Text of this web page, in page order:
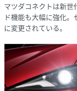
マツダコネクトは新世
ド機能も大幅に強化
に変更されている。